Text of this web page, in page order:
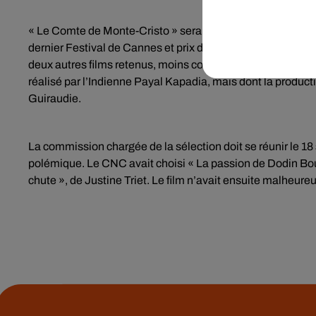
« Le Comte de Monte-Cristo » sera notamment opposé à
dernier Festival de Cannes et prix d'interprétation
deux autres films retenus, moins connus du grand public,
réalisé par l’Indienne Payal Kapadia, mais dont la
Guiraudie.
La commission chargée de la sélection doit se réunir le
polémique. Le CNC avait choisi « La passion de Dodin
chute », de Justine Triet. Le film n’avait ensuite